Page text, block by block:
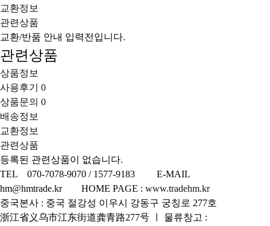
교환정보
관련상품
교환/반품 안내 입력전입니다.
관련상품
상품정보
사용후기 0
상품문의 0
배송정보
교환정보
관련상품
등록된 관련상품이 없습니다.
TEL 070-7078-9070 / 1577-9183 E-MAIL
hm@hmtrade.kr HOME PAGE : www.tradehm.kr
중국본사 : 중국 절강성 이우시 강동구 궁칭로 277호
浙江省义乌市江东街道龚青路277号 ㅣ 물류창고 :